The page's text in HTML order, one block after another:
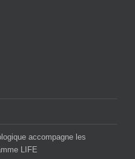
accompagne les
LIFE